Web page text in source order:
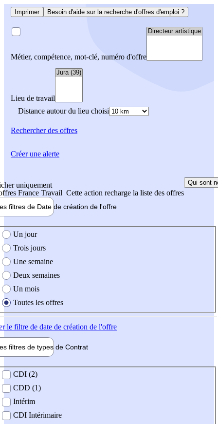
Imprimer Besoin d'aide sur la recherche d'offres d'emploi ?
Métier, compétence, mot-clé, numéro d'offre
Lieu de travail
Distance autour du lieu choisi
Rechercherdes offres
uniquement
France Travail Cette action recharge la liste des offres
Qui sont
filtres de Date de création de l'offre
création de l'offre
Un jour
Trois jours
Une semaine
Deux semaines
Un mois
Toutes les offres
le filtre de date de création de l'offre
filtres de types de Contrat
contrat
CDI (2)
CDD (1)
Intérim
CDI Intérimaire
Créer une alerte